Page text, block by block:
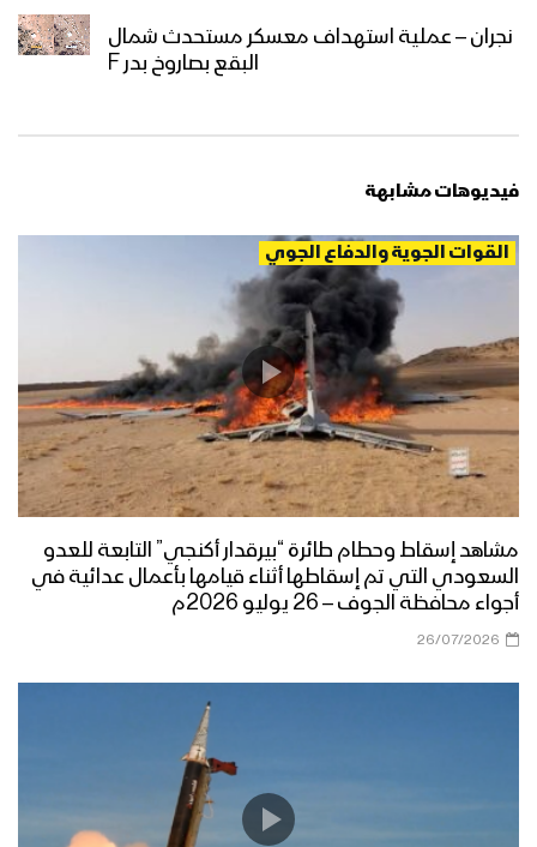
نجران – عملية استهداف معسكر مستحدث شمال
البقع بصاروخ بدر F
فيديوهات مشابهة
القوات الجوية والدفاع الجوي
مشاهد إسقاط وحطام طائرة “بيرقدار أكنجي” التابعة للعدو
السعودي التي تم إسقاطها أثناء قيامها بأعمال عدائية في
أجواء محافظة الجوف – 26 يوليو 2026م
26/07/2026